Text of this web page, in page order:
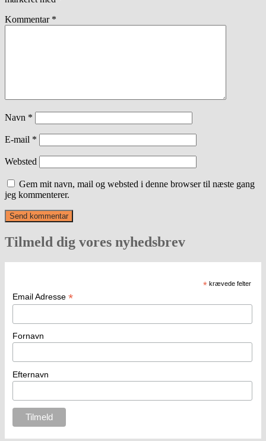
Kommentar *
Navn *
E-mail *
Websted
Gem mit navn, mail og websted i denne browser til næste gang
jeg kommenterer.
Tilmeld dig vores nyhedsbrev
* krævede felter
Email Adresse *
Fornavn
Efternavn